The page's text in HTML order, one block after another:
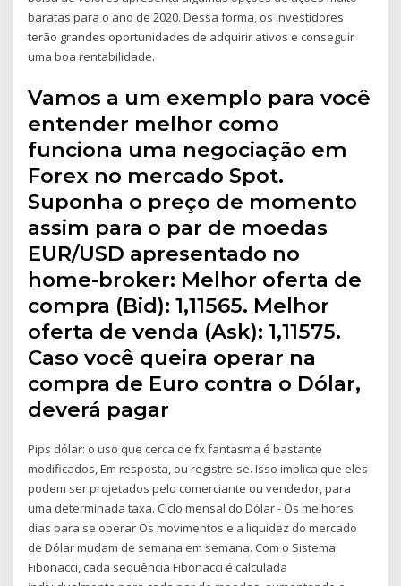
baratas para o ano de 2020. Dessa forma, os investidores
terão grandes oportunidades de adquirir ativos e conseguir
uma boa rentabilidade.
Vamos a um exemplo para você
entender melhor como
funciona uma negociação em
Forex no mercado Spot.
Suponha o preço de momento
assim para o par de moedas
EUR/USD apresentado no
home-broker: Melhor oferta de
compra (Bid): 1,11565. Melhor
oferta de venda (Ask): 1,11575.
Caso você queira operar na
compra de Euro contra o Dólar,
deverá pagar
Pips dólar: o uso que cerca de fx fantasma é bastante
modificados, Em resposta, ou registre-se. Isso implica que eles
podem ser projetados pelo comerciante ou vendedor, para
uma determinada taxa. Ciclo mensal do Dólar - Os melhores
dias para se operar Os movimentos e a liquidez do mercado
de Dólar mudam de semana em semana. Com o Sistema
Fibonacci, cada sequência Fibonacci é calculada